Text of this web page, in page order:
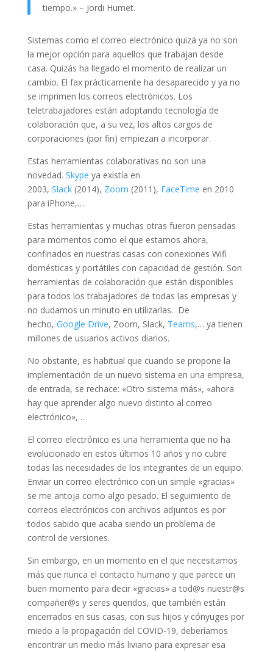
tiempo.» – Jordi Humet.
Sistemas como el correo electrónico quizá ya no son
la mejor opción para aquellos que trabajan desde
casa. Quizás ha llegado el momento de realizar un
cambio. El fax prácticamente ha desaparecido y ya no
se imprimen los correos electrónicos. Los
teletrabajadores están adoptando tecnología de
colaboración que, a su vez, los altos cargos de
corporaciones (por fin) empiezan a incorporar.
Estas herramientas colaborativas no son una
novedad. Skype ya existía en
2003, Slack(2014), Zoom (2011), FaceTime en 2010
para iPhone,…
Estas herramientas y muchas otras fueron pensadas
para momentos como el que estamos ahora,
confinados en nuestras casas con conexiones Wifi
domésticas y portátiles con capacidad de gestión. Son
herramientas de colaboración que están disponibles
para todos los trabajadores de todas las empresas y
no dudamos un minuto en utilizarlas. De
hecho, Google Drive, Zoom, Slack, Teams,… ya tienen
millones de usuarios activos diarios.
No obstante, es habitual que cuando se propone la
implementación de un nuevo sistema en una empresa,
de entrada, se rechace: «Otro sistema más», «ahora
hay que aprender algo nuevo distinto al correo
electrónico», …
El correo electrónico es una herramienta que no ha
evolucionado en estos últimos 10 años y no cubre
todas las necesidades de los integrantes de un equipo.
Enviar un correo electrónico con un simple «gracias»
se me antoja como algo pesado. El seguimiento de
correos electrónicos con archivos adjuntos es por
todos sabido que acaba siendo un problema de
control de versiones.
Sin embargo, en un momento en el que necesitamos
más que nunca el contacto humano y que parece un
buen momento para decir «gracias» a tod@s nuestr@s
compañer@s y seres queridos, que también están
encerrados en sus casas, con sus hijos y cónyuges por
miedo a la propagación del COVID-19, deberíamos
encontrar un medio más liviano para expresar esa